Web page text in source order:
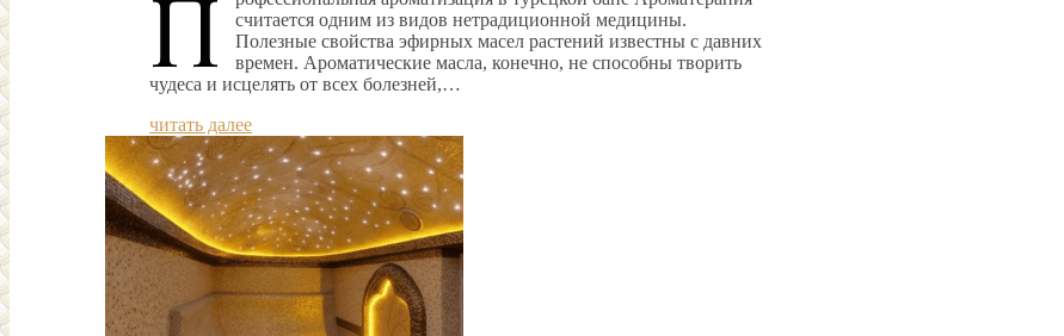
П
считается одним из видов нетрадиционной медицины.
Полезные свойства эфирных масел растений известны с давних
времен. Ароматические масла, конечно, не способны творить
чудеса и исцелять от всех болезней,…
читать далее